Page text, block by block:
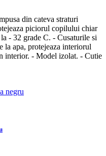
din cateva straturi
piciorul copilului chiar
- 32 grade C. - Cusaturile si
la apa, protejeaza interiorul
interior. - Model izolat. - Cutie